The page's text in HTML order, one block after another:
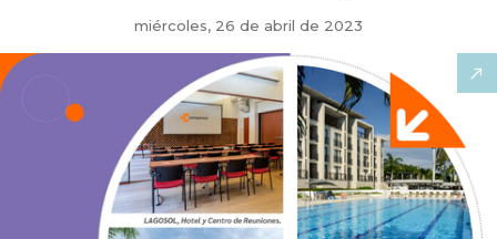
miércoles, 26 de abril de 2023